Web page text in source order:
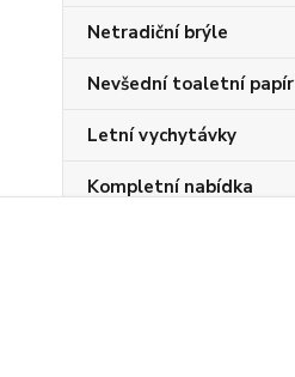
Netradiční brýle
Nevšední toaletní papír
Letní vychytávky
Kompletní nabídka